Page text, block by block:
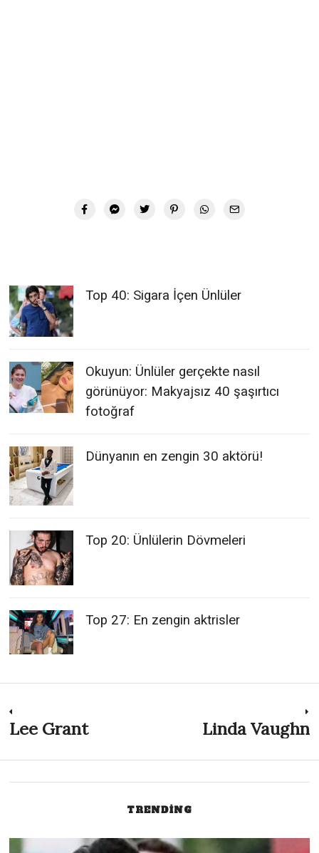
Top 40: Sigara İçen Ünlüler
Okuyun: Ünlüler gerçekte nasıl
görünüyor: Makyajsız 40 şaşırtıcı
fotoğraf
Dünyanın en zengin 30 aktörü!
Top 20: Ünlülerin Dövmeleri
Top 27: En zengin aktrisler
Post
navigation
Previous
Lee Grant Linda Vaughn
TRENDING